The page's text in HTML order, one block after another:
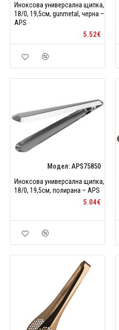
Иноксова универсална щипка,
18/0, 19,5см, gunmetal, черна –
APS
5.52€
Модел: APS75850
Иноксова универсална щипка,
18/0, 19,5см, полирана – APS
5.04€